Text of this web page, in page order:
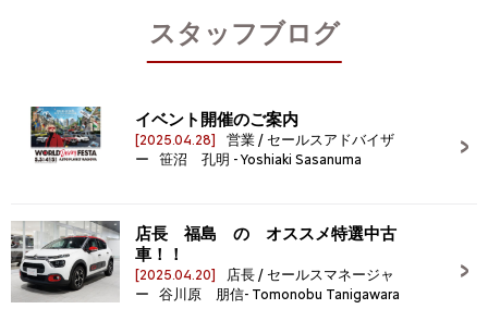
スタッフブログ
イベント開催のご案内
[2025.04.28]
営業 / セールスアドバイザ
ー 笹沼 孔明 - Yoshiaki Sasanuma
店長 福島 の オススメ特選中古
車！！
[2025.04.20]
店長 / セールスマネージャ
ー 谷川原 朋信- Tomonobu Tanigawara